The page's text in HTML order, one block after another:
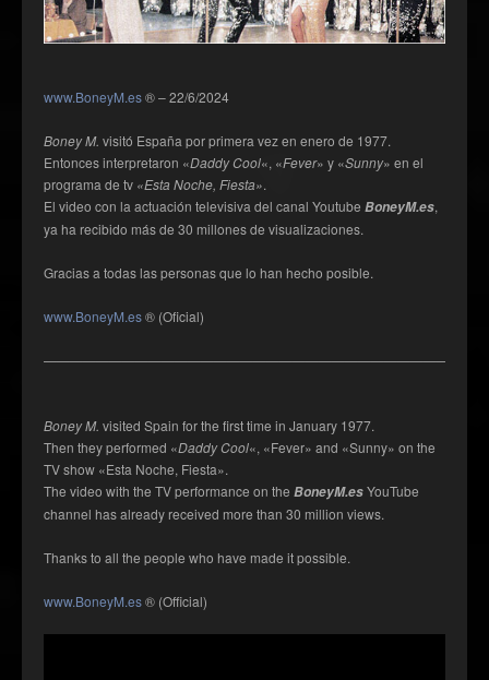
www.BoneyM.es® – 22/6/2024
Boney M. visitó España por primera vez en enero de 1977.
Entonces interpretaron «Daddy Cool«, «Fever» y «Sunny» en el
programa de tv «Esta Noche, Fiesta».
El video con la actuación televisiva del canal Youtube BoneyM.es,
ya ha recibido más de 30 millones de visualizaciones.
Gracias a todas las personas que lo han hecho posible.
www.BoneyM.es® (Oficial)
Boney M. visited Spain for the first time in January 1977.
Then they performed «Daddy Cool«, «Fever» and «Sunny» on the
TV show «Esta Noche, Fiesta».
The video with the TV performance on the BoneyM.esYouTube
channel has already received more than 30 million views.
Thanks to all the people who have made it possible.
www.BoneyM.es® (Official)